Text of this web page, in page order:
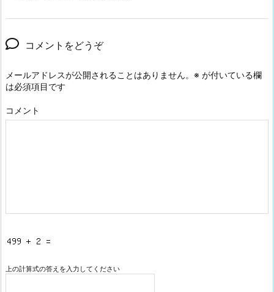
コメントをどうぞ
メールアドレスが公開されることはありません。 ※ が付いている欄
は必須項目です
コメント
上の計算式の答えを入力してください